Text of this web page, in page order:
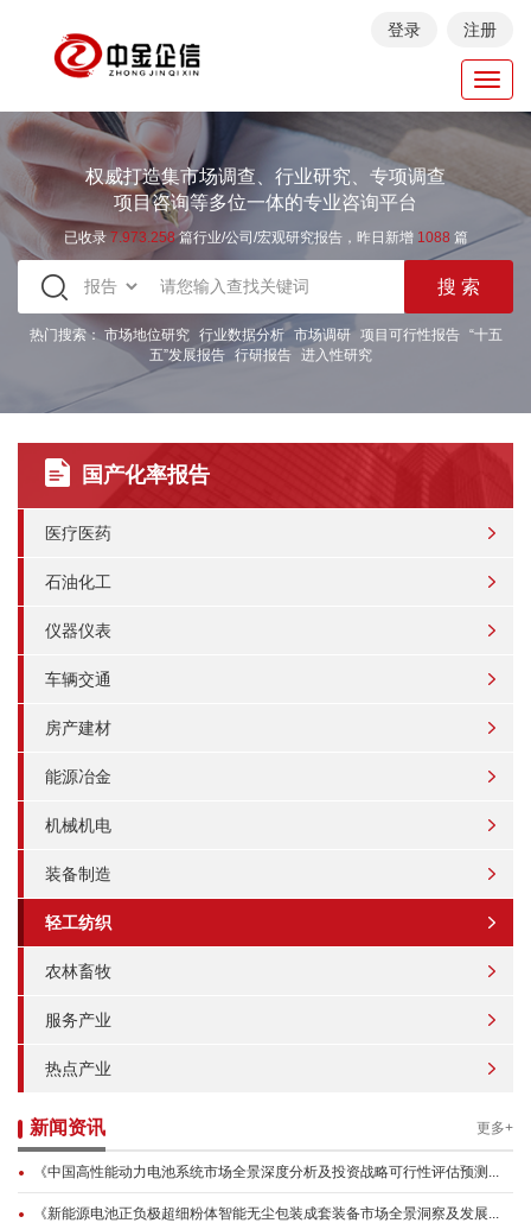
登录 注册
权威打造集市场调查、行业研究、专项调查
项目咨询等多位一体的专业咨询平台
已收录 7.973.258篇行业/公司/宏观研究报告，昨日新增 1088 篇
热门搜索： 市场地位研究 行业数据分析 市场调研 项目可行性报告
“十五
五”发展报告 行研报告 进入性研究
国产化率报告
医疗医药
石油化工
仪器仪表
车辆交通
房产建材
能源冶金
机械机电
装备制造
轻工纺织
农林畜牧
服务产业
热点产业
新闻资讯 更多+
《中国高性能动力电池系统市场全景深度分析及投资战略可行性评估预测...
《新能源电池正负极超细粉体智能无尘包装成套装备市场全景洞察及发展...